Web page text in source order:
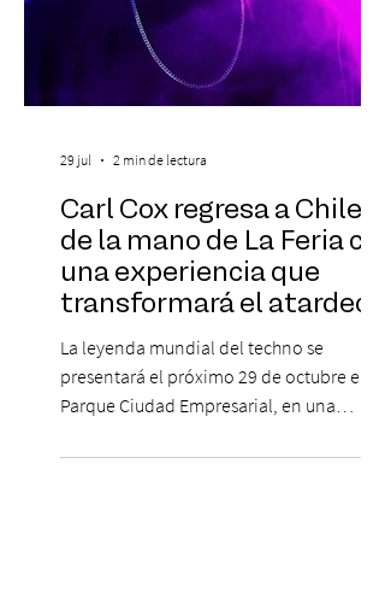
Carl Cox regresa a Chile
de la mano de La Feria con
una experiencia que
transformará el atardecer
del jueves en una
celebración de música
electrónica
La leyenda mundial del techno se
presentará el próximo 29 de octubre en
Parque Ciudad Empresarial, en una
vivir una jornada de música, comunidad y
29 jul 2 min de lectura